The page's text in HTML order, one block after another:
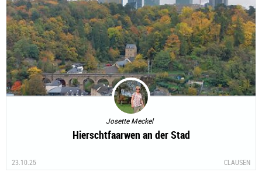
Josette Meckel
Hierschtfaarwen an der Stad
23.10.25 CLAUSEN